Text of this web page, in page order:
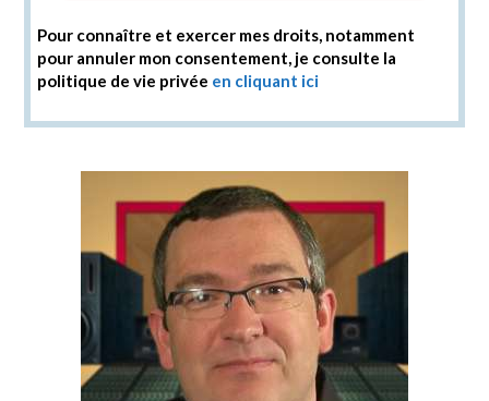
Pour connaître et exercer mes droits, notamment
pour annuler mon consentement, je consulte la
politique de vie privée en cliquant ici